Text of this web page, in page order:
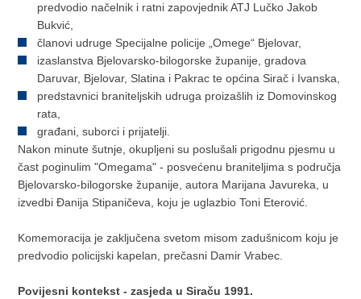
predvodio načelnik i ratni zapovjednik ATJ Lučko Jakob
Bukvić,
članovi udruge Specijalne policije „Omege“ Bjelovar,
izaslanstva Bjelovarsko-bilogorske županije, gradova
Daruvar, Bjelovar, Slatina i Pakrac te općina Sirač i Ivanska,
predstavnici braniteljskih udruga proizašlih iz Domovinskog
rata,
građani, suborci i prijatelji.
Nakon minute šutnje, okupljeni su poslušali prigodnu pjesmu u
čast poginulim "Omegama" - posvećenu braniteljima s područja
Bjelovarsko-bilogorske županije, autora Marijana Javureka, u
izvedbi Đanija Stipaničeva, koju je uglazbio Toni Eterović.
Komemoracija je zaključena svetom misom zadušnicom koju je
predvodio policijski kapelan, prečasni Damir Vrabec.
Povijesni kontekst - zasjeda u Siraču 1991.